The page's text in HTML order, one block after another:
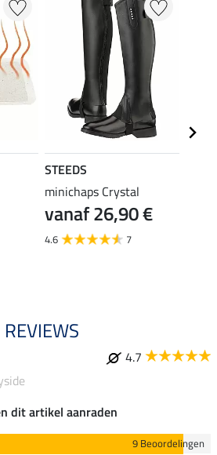
STEEDS
minichaps Crystal
vanaf 26,90 €
4.6 7
REVIEWS
4.7
dit artikel aanraden
9 Beoordelingen